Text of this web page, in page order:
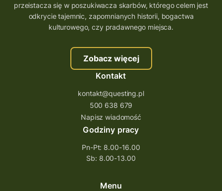
trenerzy questingu
szkolenie tworzenie questów
szkolenie questing
Stefan Żeromski
ścieżka
Rzeszów
questy świętokrzyskie
questujwpolsce
questuj z nami
questingwyprawa po skarb
questingowy projekt współpracy
questing wielkopolska
Questing Przecławski
Questing Łódzkie
przeistacza się w poszukiwacza skarbów, którego celem jest
odkrycie tajemnic, zapomnianych historii, bogactwa
kulturowego, czy pradawnego miejsca.
Zobacz więcej
Kontakt
kontakt@questing.pl
500 638 679
Napisz wiadomość
Godziny pracy
Pn-Pt: 8.00-16.00
Sb: 8.00-13.00
Menu